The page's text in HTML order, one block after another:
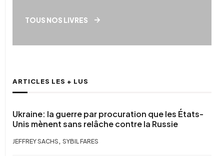
TOUS NOS LIVRES
ARTICLES LES + LUS
Ukraine: la guerre par procuration que les États-
Unis mènent sans relâche contre la Russie
JEFFREY SACHS , SYBIL FARES